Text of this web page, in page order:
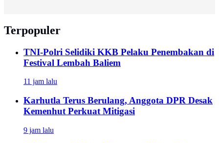
Terpopuler
TNI-Polri Selidiki KKB Pelaku Penembakan di
Festival Lembah Baliem
11 jam lalu
Karhutla Terus Berulang, Anggota DPR Desak
Kemenhut Perkuat Mitigasi
9 jam lalu